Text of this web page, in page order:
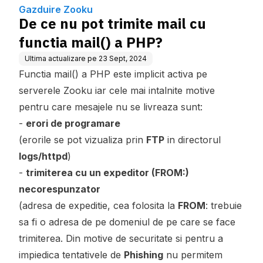
Gazduire Zooku
De ce nu pot trimite mail cu
functia mail() a PHP?
Ultima actualizare pe 23 Sept, 2024
Functia mail() a PHP este implicit activa pe
serverele Zooku iar cele mai intalnite motive
pentru care mesajele nu se livreaza sunt:
- erori de programare
(erorile se pot vizualiza prin FTP in directorul
logs/httpd)
- trimiterea cu un expeditor (FROM:)
necorespunzator
(adresa de expeditie, cea folosita la FROM: trebuie
sa fi o adresa de pe domeniul de pe care se face
trimiterea. Din motive de securitate si pentru a
impiedica tentativele de Phishing nu permitem